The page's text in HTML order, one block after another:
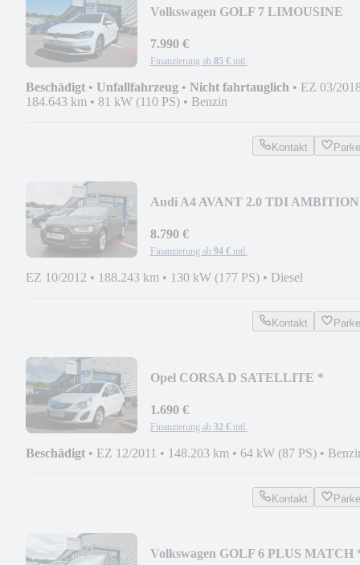
Volkswagen GOLF 7 LIMOUSINE
7.990 €
Finanzierung ab 85 € mtl.
Beschädigt • Unfallfahrzeug • Nicht fahrtauglich • EZ 03/
184.643 km • 81 kW (110 PS) • Benzin
Kontakt
Audi A4 AVANT 2.0 TDI
8.790 €
Finanzierung ab 94 € mtl.
EZ 10/2012 • 188.243 km • 130 kW (177 PS) • Diesel
Kontakt
Opel CORSA D SATELLITE *
1.690 €
Finanzierung ab 32 € mtl.
Beschädigt • EZ 12/2011 • 148.203 km • 64 kW (87 PS) •
Kontakt
Volkswagen GOLF 6 PLUS MATCH